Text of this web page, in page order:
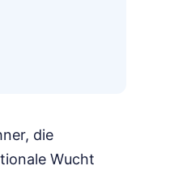
die
Wucht